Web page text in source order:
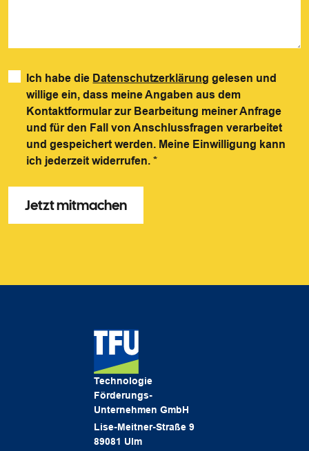
Ich habe die Datenschutzerklärung gelesen und
willige ein, dass meine Angaben aus dem
Kontaktformular zur Bearbeitung meiner Anfrage
und für den Fall von Anschlussfragen verarbeitet
und gespeichert werden. Meine Einwilligung kann
ich jederzeit widerrufen.*
Technologie
Förderungs-
Unternehmen GmbH
Lise-Meitner-Straße 9
89081 Ulm